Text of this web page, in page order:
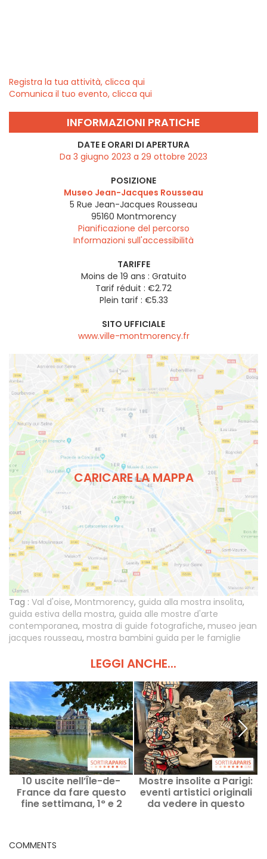
Registra la tua attività, clicca qui
Comunica il tuo evento, clicca qui
INFORMAZIONI PRATICHE
DATE E ORARI DI APERTURA
Da 3 giugno 2023 a 29 ottobre 2023
POSIZIONE
Museo Jean-Jacques Rousseau
5 Rue Jean-Jacques Rousseau
95160 Montmorency
Pianificazione del percorso
Informazioni sull'accessibilità
TARIFFE
Moins de 19 ans : Gratuito
Tarif réduit : €2.72
Plein tarif : €5.33
SITO UFFICIALE
www.ville-montmorency.fr
CARICARE LA MAPPA
Tag : Val d'oise, Montmorency, guida alla mostra insolita,
guida estiva della mostra, guida alle mostre d'arte
contemporanea, mostra di guide fotografiche, museo jean
jacques rousseau, mostra bambini guida per le famiglie
LEGGI ANCHE...
10 uscite nell’Île-de-
France da fare questo
fine settimana, 1° e 2
Mostre insolite a Parigi:
eventi artistici originali
da vedere in questo
COMMENTS